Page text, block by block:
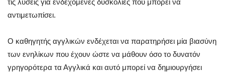
αντιμετωπίσει.
Ο καθηγητής αγγλικών ενδέχεται να παρατηρήσει μία βιασύνη
των ενηλίκων που έχουν ώστε να μάθουν όσο το δυνατόν
γρηγορότερα τα Αγγλικά και αυτό μπορεί να δημιουργήσει